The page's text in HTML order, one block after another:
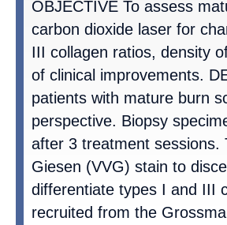
OBJECTIVE To assess
carbon dioxide laser for
III collagen ratios, density
of clinical improvements.
patients with mature burn
perspective. Biopsy
after 3 treatment sessions.
Giesen (VVG) stain to
differentiate types I and III
recruited from the